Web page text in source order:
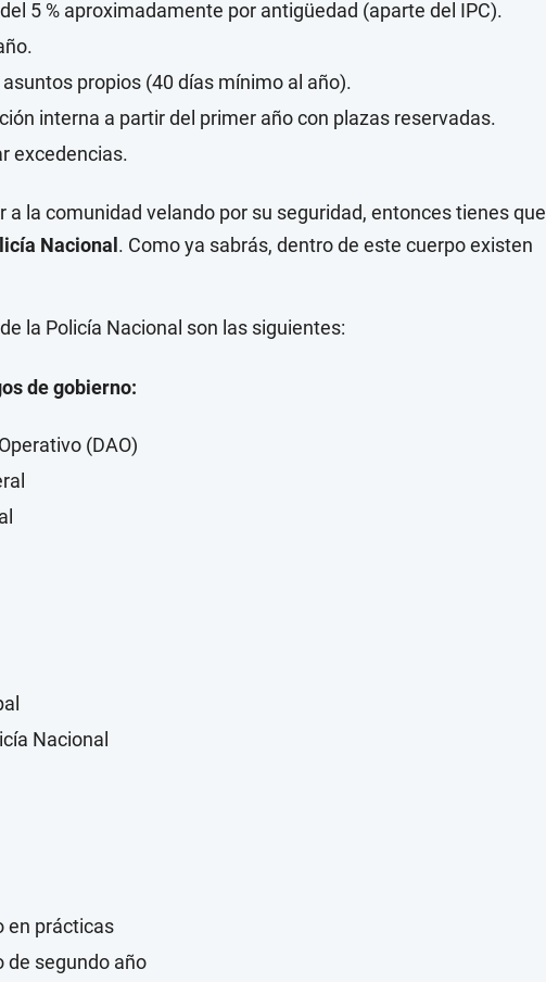
5 % aproximadamente por antigüedad (aparte del IPC).
propios (40 días mínimo al año).
interna a partir del primer año con plazas reservadas.
excedencias.
a la comunidad velando por su seguridad, entonces tienes que
Nacional . Como ya sabrás, dentro de este cuerpo existen
la Policía Nacional son las siguientes:
de gobierno:
(DAO)
Nacional
en prácticas
de segundo año